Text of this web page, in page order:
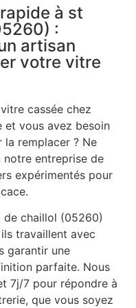
à st
:
artisan
votre vitre
cassée chez
et vous avez besoin
la remplacer ? Ne
notre entreprise de
expérimentés pour
de chaillol (05260)
travaillent avec
garantir une
parfaite. Nous
7j/7 pour répondre à
que vous soyez